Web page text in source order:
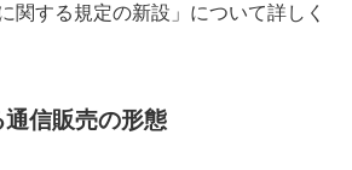
関する規定の新設」について詳しく
信販売の形態